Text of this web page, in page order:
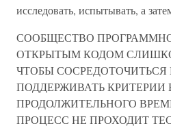
исследовать, испытывать, а
СООБЩЕСТВО
ОТКРЫТЫМ КОДОМ
ЧТОБЫ
ПОДДЕРЖИВАТЬ КРИТЕРИИ
ПРОДОЛЖИТЕЛЬНОГО
ПРОЦЕСС НЕ ПРОХОДИТ